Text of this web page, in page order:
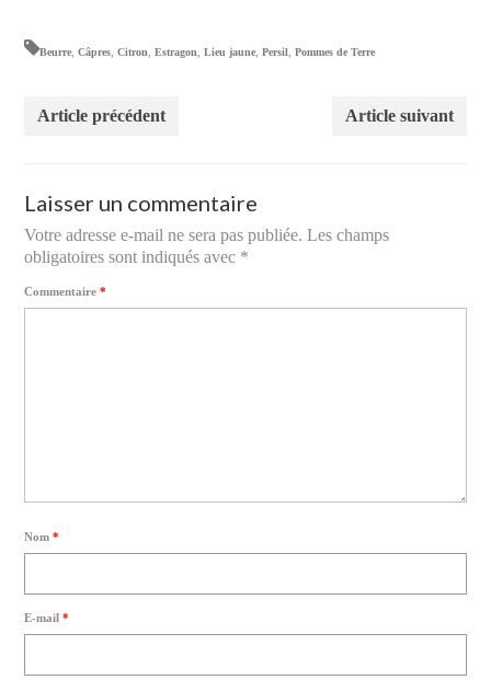
Beurre,Câpres,Citron,Estragon,Lieu jaune,Persil,Pommes de Terre
Article précédent Article suivant
Laisser un commentaire
Votre adresse e-mail ne sera pas publiée. Les champs
obligatoires sont indiqués avec *
Commentaire*
Nom*
E-mail*